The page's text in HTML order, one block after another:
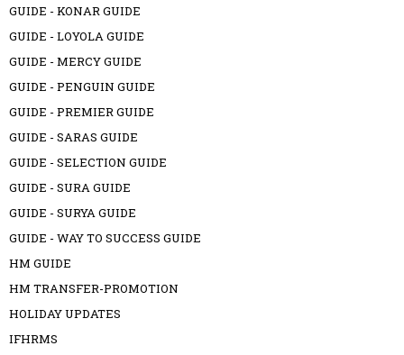
GUIDE - KONAR GUIDE
GUIDE - LOYOLA GUIDE
GUIDE - MERCY GUIDE
GUIDE - PENGUIN GUIDE
GUIDE - PREMIER GUIDE
GUIDE - SARAS GUIDE
GUIDE - SELECTION GUIDE
GUIDE - SURA GUIDE
GUIDE - SURYA GUIDE
GUIDE - WAY TO SUCCESS GUIDE
HM GUIDE
HM TRANSFER-PROMOTION
HOLIDAY UPDATES
IFHRMS